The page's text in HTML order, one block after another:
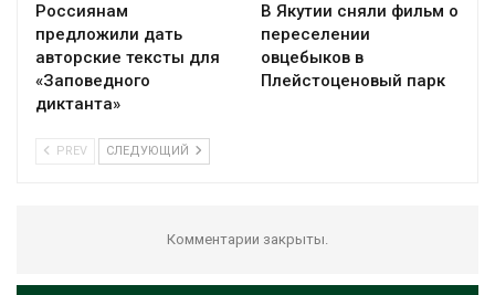
Россиянам
предложили дать
авторские тексты для
«Заповедного
диктанта»
В Якутии сняли фильм о
переселении
овцебыков в
Плейстоценовый парк
PREV СЛЕДУЮЩИЙ
Комментарии закрыты.